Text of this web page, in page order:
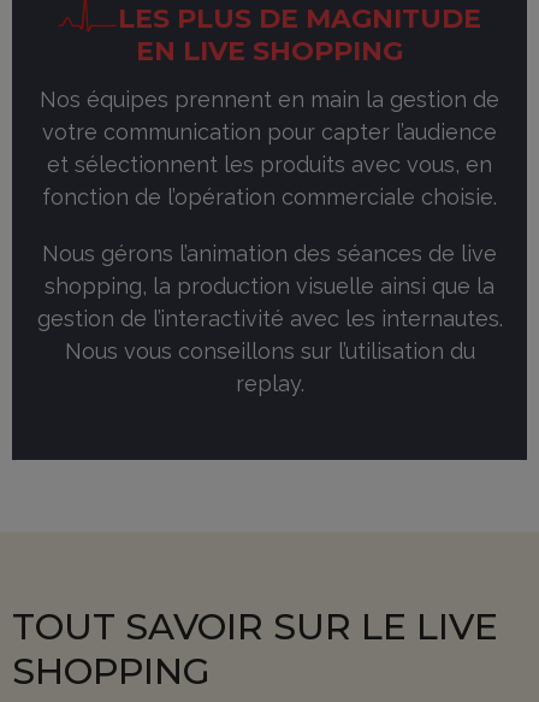
LES PLUS DE MAGNITUDE
EN LIVE SHOPPING
Nos équipes prennent en main la gestion de
votre communication pour capter l’audience
et sélectionnent les produits avec vous, en
fonction de l’opération commerciale choisie.
Nous gérons l’animation des séances de live
shopping, la production visuelle ainsi que la
gestion de l’interactivité avec les internautes.
Nous vous conseillons sur l’utilisation du
replay.
TOUT SAVOIR SUR LE LIVE
SHOPPING